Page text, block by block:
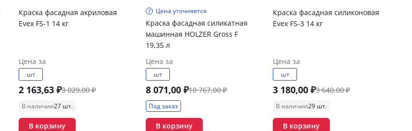
Краска фасадная акриловая
Evex FS-1 14 кг
Цена за
шт
2 163,63 ₽3 029,00 ₽
В наличии27 шт.
В корзину
Цена уточняется
Краска фасадная силикатная
машинная HOLZER Gross F
19,35 л
Цена за
шт
8 071,00 ₽10 767,00 ₽
Под заказ
В корзину
Краска фасадная силиконовая
Evex FS-3 14 кг
Цена за
шт
3 180,00 ₽3 640,00 ₽
В наличии29 шт.
В корзину